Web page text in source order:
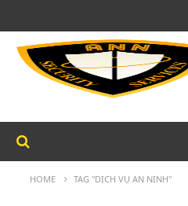
HOME TAG "DỊCH VỤ AN NINH"